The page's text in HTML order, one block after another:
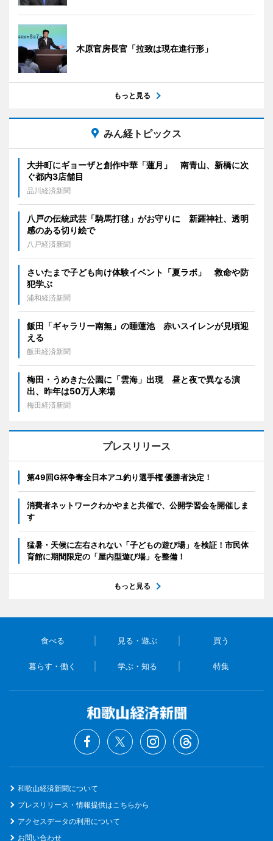
木原官房長官「拉致は現在進行形」
もっと見る
みん経トピックス
大井町にギョーザと創作中華「蓮月」 南青山、新橋に次
ぐ都内3店舗目
品川経済新聞
八戸の伝統武芸「騎馬打毬」がお守りに 新羅神社、透明
感のある切り絵で
八戸経済新聞
さいたまで子ども向け体験イベント「夏ラボ」 救命や防
犯学ぶ
浦和経済新聞
飯田「ギャラリー南無」の睡蓮池 赤いスイレンが見頃迎
える
飯田経済新聞
梅田・うめきた公園に「雲海」出現 昼と夜で異なる演
出、昨年は50万人来場
梅田経済新聞
プレスリリース
第49回G杯争奪全日本アユ釣り選手権 優勝者決定！
消費者ネットワークわかやまと共催で、公開学習会を開催しま
す
猛暑・天候に左右されない「子どもの遊び場」を検証！市民体
育館に期間限定の「屋内型遊び場」を整備！
もっと見る
食べる 見る・遊ぶ 買う
暮らす・働く 学ぶ・知る 特集
和歌山経済新聞について
プレスリリース・情報提供はこちらから
アクセスデータの利用について
お問い合わせ